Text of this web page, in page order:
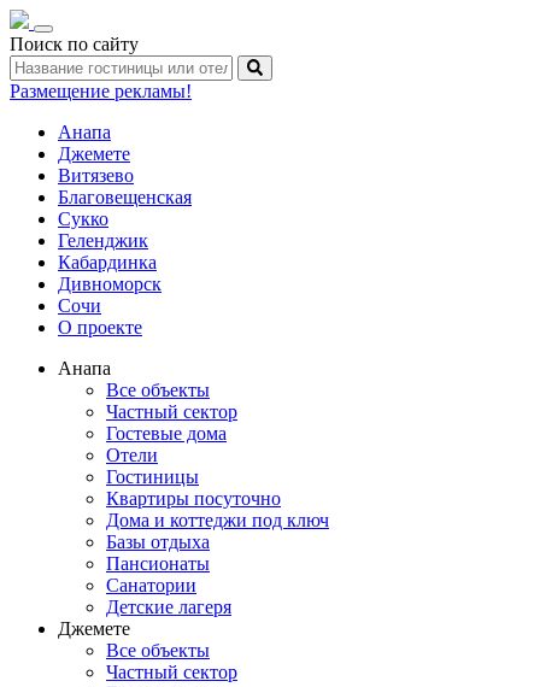
Toggle
navigation
Поиск по сайту
Размещение рекламы!
Анапа
Джемете
Витязево
Благовещенская
Сукко
Геленджик
Кабардинка
Дивноморск
Сочи
О проекте
Анапа
Все объекты
Частный сектор
Гостевые дома
Отели
Гостиницы
Квартиры посуточно
Дома и коттеджи под ключ
Базы отдыха
Пансионаты
Санатории
Детские лагеря
Джемете
Все объекты
Частный сектор